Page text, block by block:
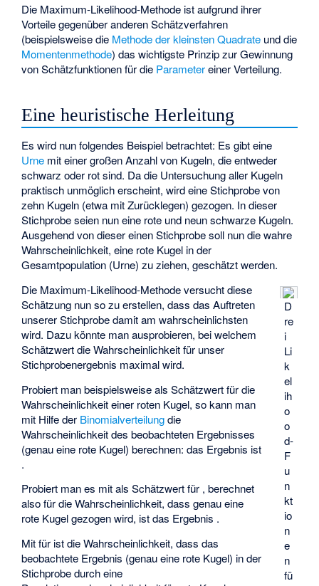
Die Maximum-Likelihood-Methode ist aufgrund ihrer
Vorteile gegenüber anderen Schätzverfahren
(beispielsweise die Methode der kleinsten Quadrate und die
Momentenmethode) das wichtigste Prinzip zur Gewinnung
von Schätzfunktionen für die Parametereiner Verteilung.
Eine heuristische Herleitung
Es wird nun folgendes Beispiel betrachtet: Es gibt eine
Urne mit einer großen Anzahl von Kugeln, die entweder
schwarz oder rot sind. Da die Untersuchung aller Kugeln
praktisch unmöglich erscheint, wird eine Stichprobe von
zehn Kugeln (etwa mit Zurücklegen) gezogen. In dieser
Stichprobe seien nun eine rote und neun schwarze Kugeln.
Ausgehend von dieser einen Stichprobe soll nun die wahre
Wahrscheinlichkeit, eine rote Kugel in der
Gesamtpopulation (Urne) zu ziehen, geschätzt werden.
D
re
i
Li
k
el
ih
o
o
d-
F
u
n
kt
io
n
e
n
fü
Die Maximum-Likelihood-Methode versucht diese
Schätzung nun so zu erstellen, dass das Auftreten
unserer Stichprobe damit am wahrscheinlichsten
wird. Dazu könnte man ausprobieren, bei welchem
Schätzwert die Wahrscheinlichkeit für unser
Stichprobenergebnis maximal wird.
Probiert man beispielsweiseals Schätzwert für die
Wahrscheinlichkeiteiner roten Kugel, so kann man
mit Hilfe der Binomialverteilung die
Wahrscheinlichkeit des beobachteten Ergebnisses
(genau eine rote Kugel) berechnen: das Ergebnis ist
.
Probiert man es mitals Schätzwert für , berechnet
alsofür die Wahrscheinlichkeit, dass genau eine
rote Kugel gezogen wird, ist das Ergebnis .
Mitfür ist die Wahrscheinlichkeit, dass das
beobachtete Ergebnis (genau eine rote Kugel) in der
Stichprobe durch eine